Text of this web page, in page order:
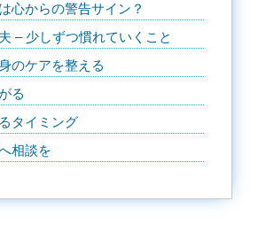
心からの警告サイン？
– 少しずつ慣れていくこと
のケアを整える
る
タイミング
相談を